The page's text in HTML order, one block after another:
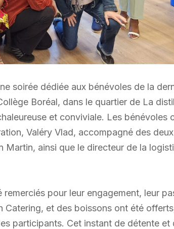
soirée dédiée aux bénévoles de la
Boréal, dans le quartier de La
et conviviale. Les bénévoles
Valéry Vlad, accompagné des
Martin, ainsi que le directeur de la
pour leur engagement, leur
Catering, et des boissons ont été
participants. Cet instant de détente et